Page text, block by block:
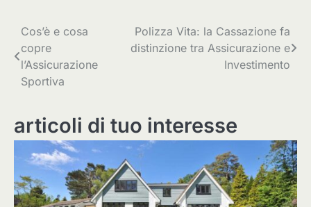
Navigazione
articoli
Cos’è e cosa
copre
l’Assicurazione
Sportiva
Polizza Vita: la Cassazione fa
distinzione tra Assicurazione e
Investimento
articoli di tuo interesse